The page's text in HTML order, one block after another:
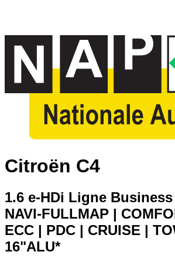
Citroën C4
1.6 e-HDi Ligne Business
NAVI-FULLMAP |
ECC | PDC | CRUISE |
16"ALU*